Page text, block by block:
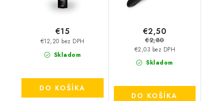
Skladom
€12,20 bez DPH
€15
DO KOŠÍKA
Skladom
€2,03 bez DPH
€2,50
€2,80
DO KOŠÍKA